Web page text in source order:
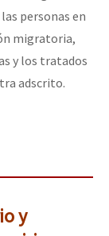
personas en
migratoria,
y los tratados
adscrito.
y